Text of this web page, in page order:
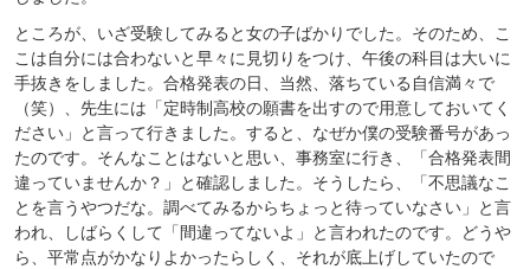
ところが、いざ受験してみると女の子ばかりでした。そのため、こ
こは自分には合わないと早々に見切りをつけ、午後の科目は大いに
手抜きをしました。合格発表の日、当然、落ちている自信満々で
（笑）、先生には「定時制高校の願書を出すので用意しておいてく
ださい」と言って行きました。すると、なぜか僕の受験番号があっ
たのです。そんなことはないと思い、事務室に行き、「合格発表間
違っていませんか？」と確認しました。そうしたら、「不思議なこ
とを言うやつだな。調べてみるからちょっと待っていなさい」と言
われ、しばらくして「間違ってないよ」と言われたのです。どうや
ら、平常点がかなりよかったらしく、それが底上げしていたので